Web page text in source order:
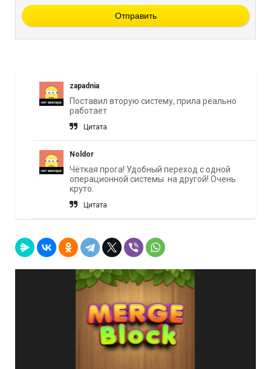
Отправить
zapadnia
Поставил вторую систему, прила реально
работает
Цитата
Noldor
Чёткая прога! Удобный переход с одной
операционной системы на другой! Очень
круто.
Цитата